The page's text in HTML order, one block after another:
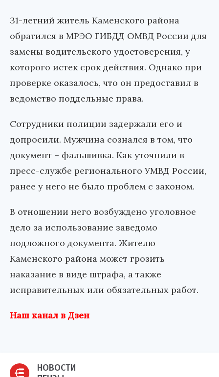
31-летний житель Каменского района
обратился в МРЭО ГИБДД ОМВД России для
замены водительского удостоверения, у
которого истек срок действия. Однако при
проверке оказалось, что он предоставил в
ведомство поддельные права.
Сотрудники полиции задержали его и
допросили. Мужчина сознался в том, что
документ – фальшивка. Как уточнили в
пресс-службе регионального УМВД России,
ранее у него не было проблем с законом.
В отношении него возбуждено уголовное
дело за использование заведомо
подложного документа. Жителю
Каменского района может грозить
наказание в виде штрафа, а также
исправительных или обязательных работ.
Наш канал в Дзен
НОВОСТИ